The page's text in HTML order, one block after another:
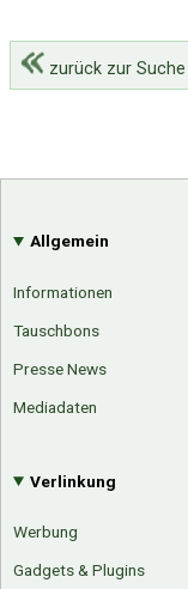
zurück zur Suche
Allgemein
Informationen
Tauschbons
Presse News
Mediadaten
Verlinkung
Werbung
Gadgets & Plugins